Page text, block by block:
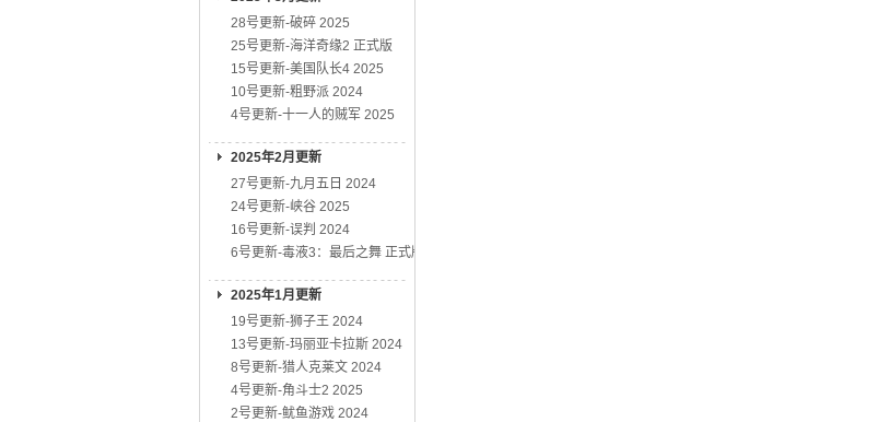
28号更新-破碎 2025
25号更新-海洋奇缘2 正式版
15号更新-美国队长4 2025
10号更新-粗野派 2024
4号更新-十一人的贼军 2025
2025年2月更新
27号更新-九月五日 2024
24号更新-峡谷 2025
16号更新-误判 2024
6号更新-毒液3：最后之舞 正式版
2025年1月更新
19号更新-狮子王 2024
13号更新-玛丽亚卡拉斯 2024
8号更新-猎人克莱文 2024
4号更新-角斗士2 2025
2号更新-鱿鱼游戏 2024